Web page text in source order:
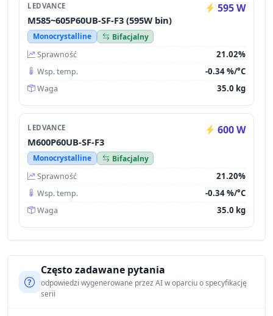
LEDVANCE 595 W
M585~605P60UB-SF-F3 (595W bin)
Monocrystalline
Bifacjalny
Sprawność
21.02%
Wsp. temp. -0.34 %/°C
Waga 35.0 kg
LEDVANCE 600 W
M600P60UB-SF-F3
Monocrystalline
Bifacjalny
Sprawność
21.20%
Wsp. temp. -0.34 %/°C
Waga 35.0 kg
Często zadawane pytania
odpowiedzi wygenerowane przez AI w oparciu o specyfikację
serii